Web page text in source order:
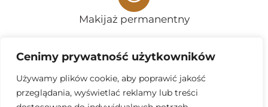
Cenimy prywatność użytkowników
Używamy plików cookie, aby poprawić jakość
przeglądania, wyświetlać reklamy lub treści
Makijaż permanentny
Zabiegi na ciało